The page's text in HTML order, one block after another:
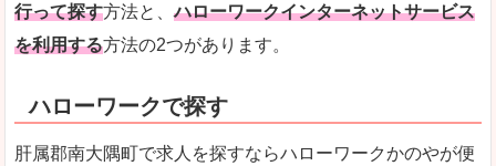
行って探す方法と、ハローワークインターネットサービス
を利用する方法の2つがあります。
ハローワークで探す
肝属郡南大隅町で求人を探すならハローワークかのやが便